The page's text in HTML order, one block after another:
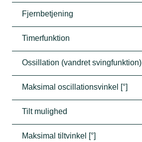
Fjernbetjening
Timerfunktion
Ossillation (vandret svingfunktion)
Maksimal oscillationsvinkel [°]
Tilt mulighed
Maksimal tiltvinkel [°]